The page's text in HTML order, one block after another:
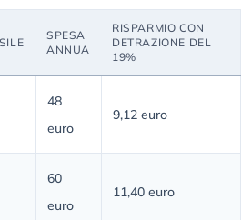
SPESA
ANNUA
RISPARMIO CON
DETRAZIONE DEL
19%
48
euro
9,12 euro
60
euro
11,40 euro